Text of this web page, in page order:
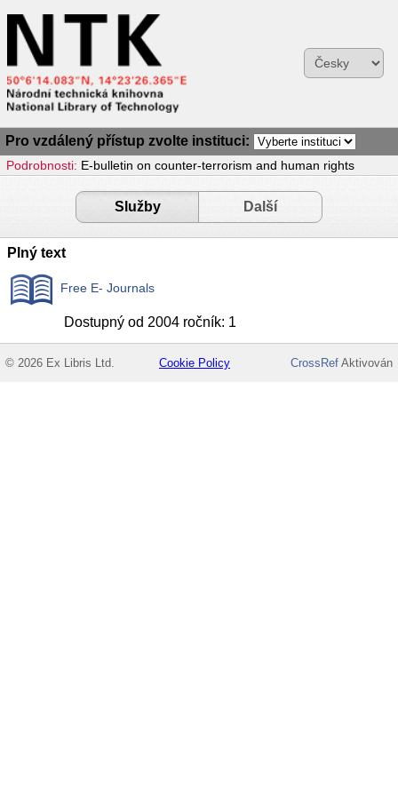
Pro vzdálený přístup zvolte instituci:
Podrobnosti: E-bulletin on counter-terrorism and human rights
Služby Další
Plný text
Free E- Journals
Dostupný od 2004 ročník: 1
© 2026 Ex Libris Ltd. Cookie Policy CrossRefAktivován